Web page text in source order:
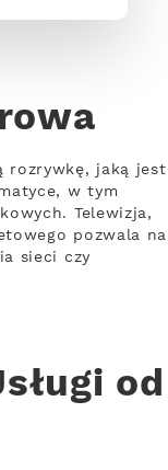
rozrywkę, jaką jest
w tym
Telewizja,
pozwala na
sieci czy
od